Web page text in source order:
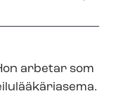
arbetar som